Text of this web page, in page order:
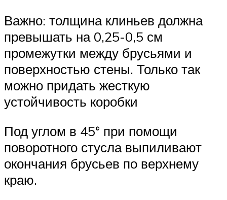
Важно: толщина клиньев должна
превышать на 0,25-0,5 см
промежутки между брусьями и
поверхностью стены. Только так
можно придать жесткую
устойчивость коробки
Под углом в 45° при помощи
поворотного стусла выпиливают
окончания брусьев по верхнему
краю.